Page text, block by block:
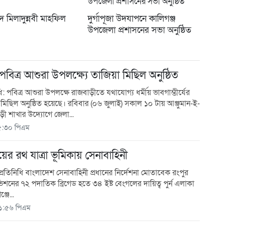
মিলাদুন্নবী মাহফিল
দুর্গাপূজা উদযাপনে কালিগঞ্জ
উপজেলা প্রশাসনের সভা অনুষ্ঠিত
আশুরা উপলক্ষ্যে তাজিয়া মিছিল অনুষ্ঠিত
পবিত্র আশুরা উপলক্ষে রাজবাড়ীতে যথাযোগ্য ধর্মীয় ভাবগাম্ভীর্যের
মিছিল অনুষ্ঠিত হয়েছে। রবিবার (০৬ জুলাই) সকাল ১০ টায় আঞ্জুমান-ই-
শাখার উদ্যোগে জেলা...
পিএম
রথ যাত্রা ভূমিকায় সেনাবাহিনী
বাংলাদেশ সেনাবাহিনী প্রধানের নির্দেশনা মোতাবেক রংপুর
৭২ পদাতিক ব্রিগেড হতে ৩৪ ইষ্ট বেংগলের দায়িত্ব পুর্ন এলাকা
পিএম